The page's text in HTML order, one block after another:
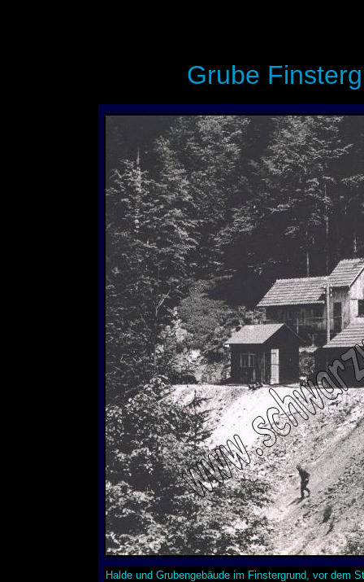
Grube
Halde und Grubengebäude im Finstergrund, vor dem